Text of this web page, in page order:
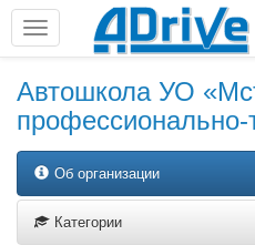
Автошкола УО
профессионально-
Об организации
Категории